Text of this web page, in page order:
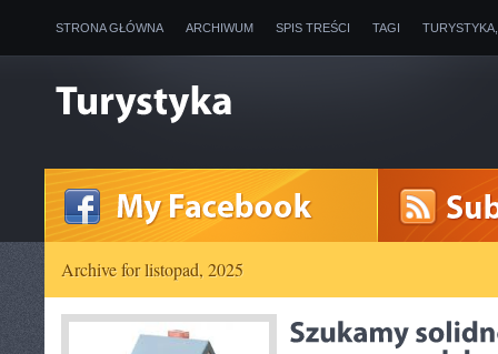
STRONA GŁÓWNA ARCHIWUM SPIS TREŚCI TAGI
Archive for listopad, 2025